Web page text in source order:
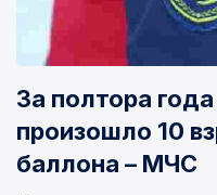
За полтора
произошло 10
баллона – МЧС